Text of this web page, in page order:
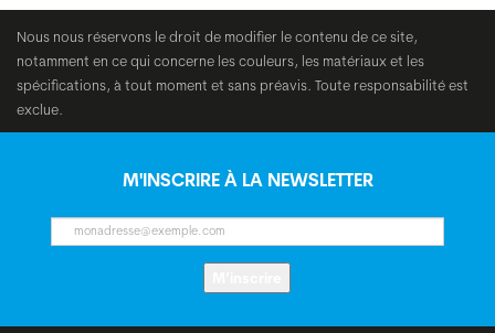
Nous nous réservons le droit de modifier le contenu de ce site,
notamment en ce qui concerne les couleurs, les matériaux et les
spécifications, à tout moment et sans préavis. Toute responsabilité est
exclue.
M'INSCRIRE À LA NEWSLETTER